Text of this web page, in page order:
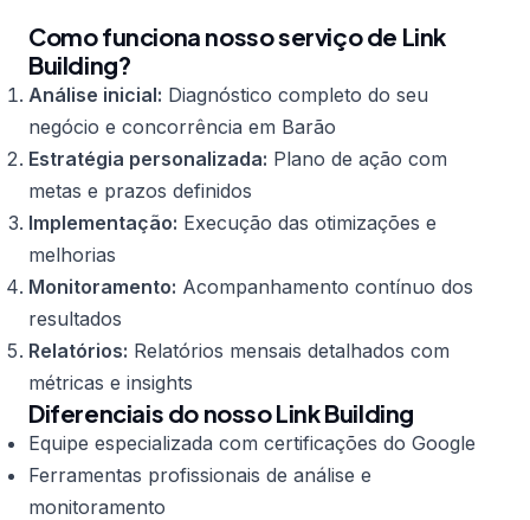
Como funciona nosso serviço de Link
Building?
Análise inicial: Diagnóstico completo do seu
negócio e concorrência em Barão
Estratégia personalizada: Plano de ação com
metas e prazos definidos
Implementação: Execução das otimizações e
melhorias
Monitoramento: Acompanhamento contínuo dos
resultados
Relatórios: Relatórios mensais detalhados com
métricas e insights
Diferenciais do nosso Link Building
Equipe especializada com certificações do Google
Ferramentas profissionais de análise e
monitoramento